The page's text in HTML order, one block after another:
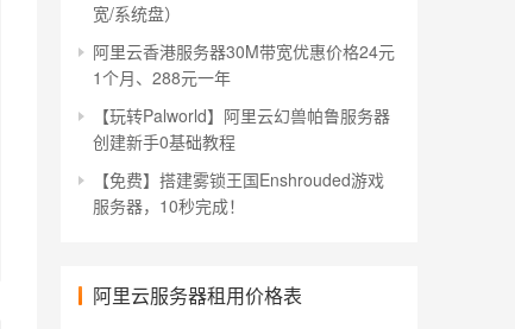
宽/系统盘）
阿里云香港服务器30M带宽优惠价格24元
1个月、288元一年
【玩转Palworld】阿里云幻兽帕鲁服务器
创建新手0基础教程
【免费】搭建雾锁王国Enshrouded游戏
服务器，10秒完成！
阿里云服务器租用价格表